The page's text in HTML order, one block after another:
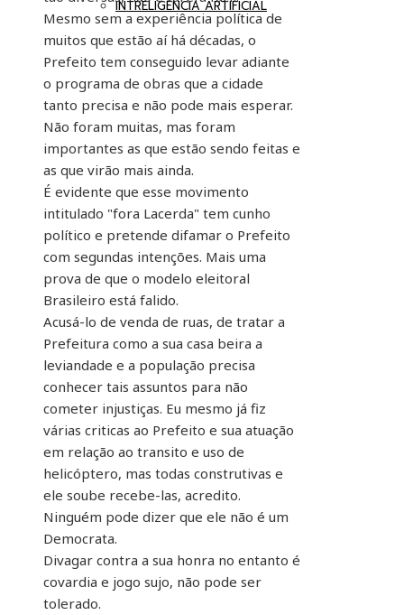
INTRELIGÊNCIA ARTIFICIAL
Mesmo sem a experiência política de
muitos que estão aí há décadas, o
Prefeito tem conseguido levar adiante
o programa de obras que a cidade
tanto precisa e não pode mais esperar.
Não foram muitas, mas foram
importantes as que estão sendo feitas e
as que virão mais ainda.
É evidente que esse movimento
intitulado "fora Lacerda" tem cunho
político e pretende difamar o Prefeito
com segundas intenções. Mais uma
prova de que o modelo eleitoral
Brasileiro está falido.
Acusá-lo de venda de ruas, de tratar a
Prefeitura como a sua casa beira a
leviandade e a população precisa
conhecer tais assuntos para não
cometer injustiças. Eu mesmo já fiz
várias criticas ao Prefeito e sua atuação
em relação ao transito e uso de
helicóptero, mas todas construtivas e
ele soube recebe-las, acredito.
Ninguém pode dizer que ele não é um
Democrata.
Divagar contra a sua honra no entanto é
covardia e jogo sujo, não pode ser
tolerado.